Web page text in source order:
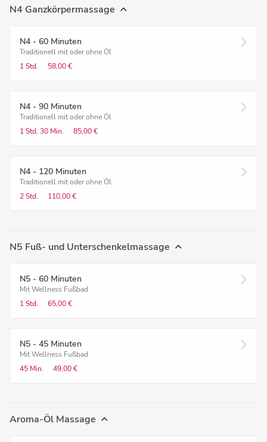
N4 Ganzkörpermassage
N4 - 60 Minuten
Traditionell mit oder ohne Öl
1 Std.
58,00 €
N4 - 90 Minuten
Traditionell mit oder ohne Öl
1 Std. 30 Min. 85,00 €
N4 - 120 Minuten
Traditionell mit oder ohne Öl
2 Std.
110,00 €
N5 Fuß- und Unterschenkelmassage
N5 - 60 Minuten
Mit Wellness Fußbad
1 Std.
65,00 €
N5 - 45 Minuten
Mit Wellness Fußbad
45 Min.
49,00 €
Aroma-Öl Massage